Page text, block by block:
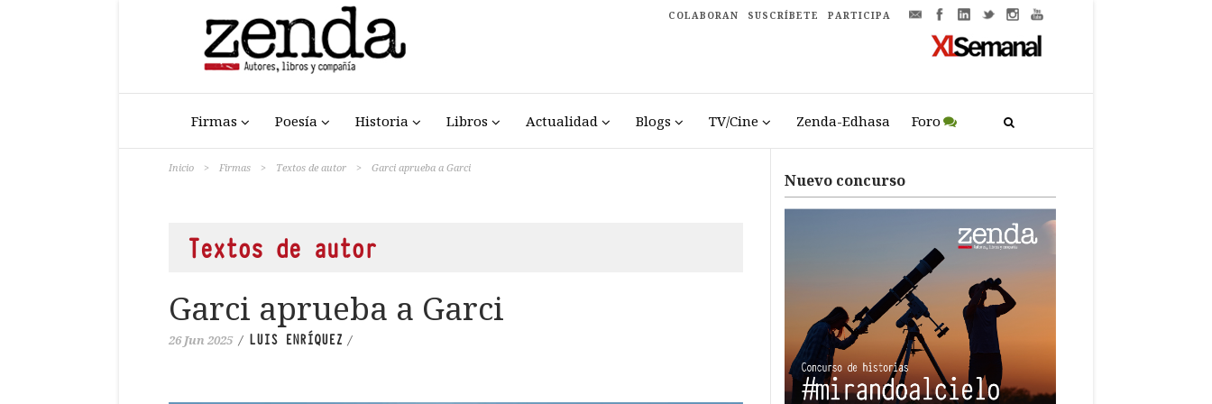
COLABORAN SUSCRÍBETE PARTICIPA
Firmas Poesía Historia Libros Actualidad Blogs TV/Cine Zenda-Edhasa Foro
Inicio > Firmas > Textos de autor > Garci aprueba a Garci
Textos de autor
Garci aprueba a Garci
26 Jun 2025 / LUIS ENRÍQUEZ /
Nuevo concurso